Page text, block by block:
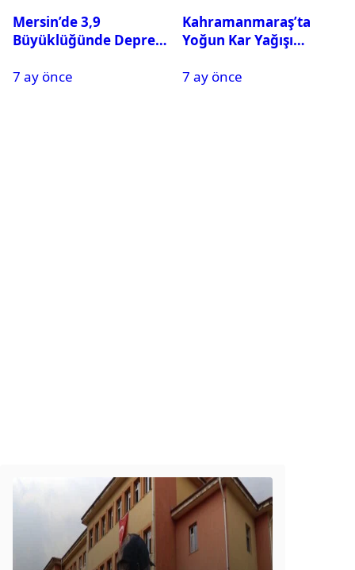
Mersin’de 3,9
Büyüklüğünde Deprem
7 ay önce
Kahramanmaraş’ta
Yoğun Kar Yağışı
Tatil
7 ay önce